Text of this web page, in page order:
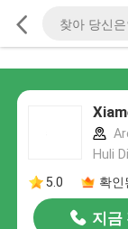
Huli
5.0
확인
지금